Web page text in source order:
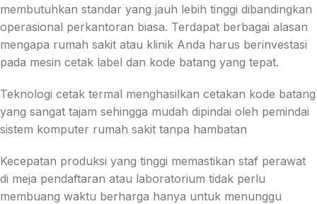
membutuhkan standar yang jauh lebih tinggi dibandingkan
operasional perkantoran biasa. Terdapat berbagai alasan
mengapa rumah sakit atau klinik Anda harus berinvestasi
pada mesin cetak label dan kode batang yang tepat.
Teknologi cetak termal menghasilkan cetakan kode batang
yang sangat tajam sehingga mudah dipindai oleh pemindai
sistem komputer rumah sakit tanpa hambatan
Kecepatan produksi yang tinggi memastikan staf perawat
di meja pendaftaran atau laboratorium tidak perlu
membuang waktu berharga hanya untuk menunggu